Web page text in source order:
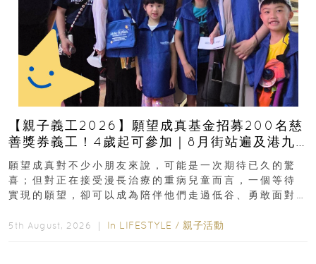
【親子義工2026】願望成真基金招募200名慈
善獎券義工！4歲起可參加｜8月街站遍及港九
新界
願望成真對不少小朋友來說，可能是一次期待已久的驚
喜；但對正在接受漫長治療的重病兒童而言，一個等待
實現的願望，卻可以成為陪伴他們走過低谷、勇敢面對
5th August, 2026 ｜ In LIFESTYLE / 親子活動